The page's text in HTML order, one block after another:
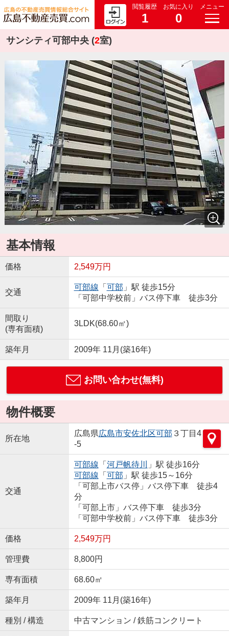
閲覧履歴
1
お気に入り
0
メニュー
サンシティ可部中央 (2室)
基本情報
価格 2,549万円
交通
可部線 「 可部 」駅 徒歩15分
「可部中学校前」バス停下車 徒歩3分
間取り
(専有面積)
3LDK(68.60㎡)
築年月 2009年 11月(築16年)
お問い合わせ(無料)
物件概要
所在地
広島県広島市安佐北区可部 ３丁目4
-5
交通
可部線 「 河戸帆待川
」駅 徒歩16分
可部線 「 可部 」駅 徒歩15～16分
「可部上市バス停」バス停下車 徒歩4
分
「可部上市」バス停下車 徒歩3分
「可部中学校前」バス停下車 徒歩3分
価格 2,549万円
管理費 8,800円
専有面積 68.60㎡
築年月 2009年 11月(築16年)
種別 / 構造 中古マンション / 鉄筋コンクリート